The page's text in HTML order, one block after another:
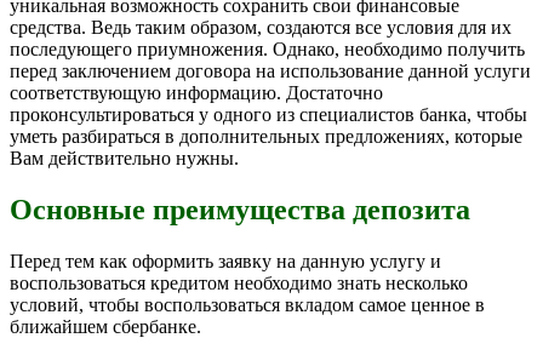
уникальная возможность сохранить свои финансовые
средства. Ведь таким образом, создаются все условия для их
последующего приумножения. Однако, необходимо получить
перед заключением договора на использование данной услуги
соответствующую информацию. Достаточно
проконсультироваться у одного из специалистов банка, чтобы
уметь разбираться в дополнительных предложениях, которые
Вам действительно нужны.
Основные преимущества депозита
Перед тем как оформить заявку на данную услугу и
воспользоваться кредитом необходимо знать несколько
условий, чтобы воспользоваться вкладом самое ценное в
ближайшем сбербанке.